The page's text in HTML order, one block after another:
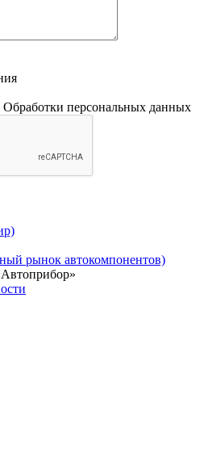
Обработки персональных данных
рынок автокомпонентов)